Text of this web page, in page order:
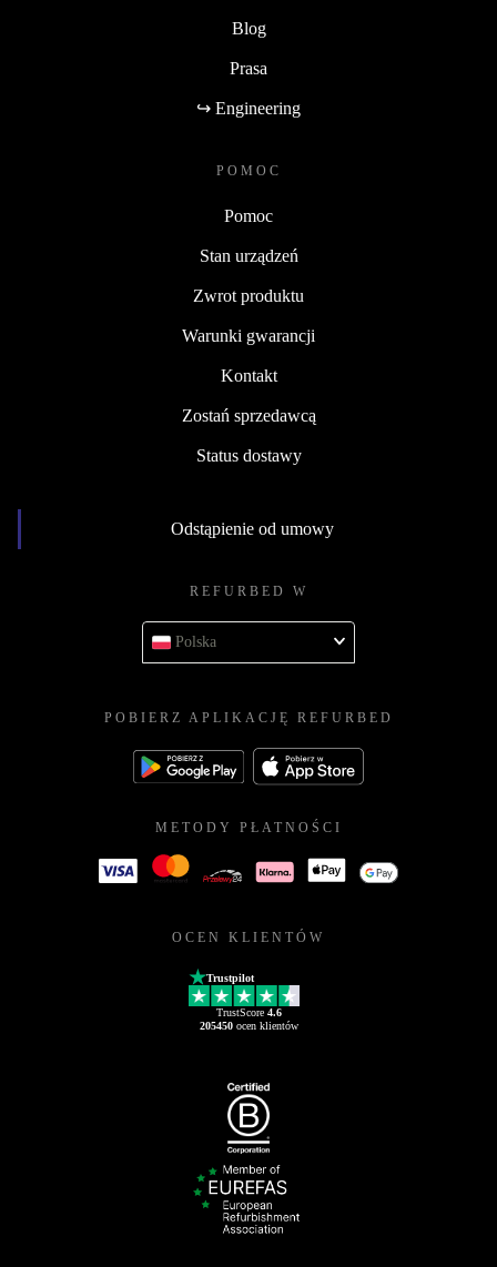
Blog
Prasa
↪ Engineering
POMOC
Pomoc
Stan urządzeń
Zwrot produktu
Warunki gwarancji
Kontakt
Zostań sprzedawcą
Status dostawy
Odstąpienie od umowy
REFURBED W
Polska
POBIERZ APLIKACJĘ REFURBED
METODY PŁATNOŚCI
OCEN KLIENTÓW
Trustpilot
TrustScore 4.6
205450ocen klientów